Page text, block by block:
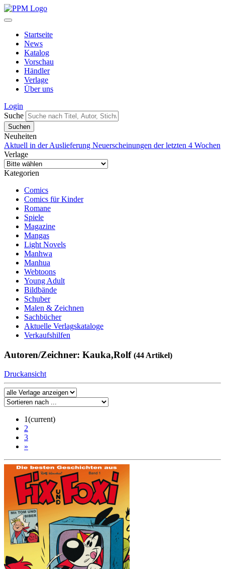
Startseite
News
Katalog
Vorschau
Händler
Verlage
Über uns
Login
Suche
Neuheiten
Aktuell in der Auslieferung Neuerscheinungen der letzten 4 Wochen
Verlage
Kategorien
Comics
Comics für Kinder
Romane
Spiele
Magazine
Mangas
Light Novels
Manhwa
Manhua
Webtoons
Young Adult
Bildbände
Schuber
Malen & Zeichnen
Sachbücher
Aktuelle Verlagskataloge
Verkaufshilfen
Autoren/Zeichner: Kauka,Rolf (44 Artikel)
Druckansicht
1(current)
2
3
»